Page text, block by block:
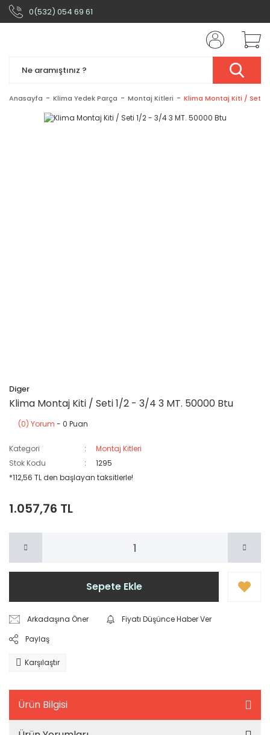
0(532) 054 69 61
Anasayfa Klima Yedek Parça Montaj Kitleri Klima Montaj Kiti / Seti
Diger
Klima Montaj Kiti / Seti 1/2 - 3/4 3 MT. 50000 Btu
(0) Yorum - 0 Puan
Kategori
Montaj Kitleri
Stok Kodu
1295
*112,56 TL den başlayan taksitlerle!
1.057,76 TL
Sepete Ekle
Arkadaşına Öner
Fiyatı Düşünce Haber Ver
Paylaş
Karşılaştır
Ürün Bilgisi